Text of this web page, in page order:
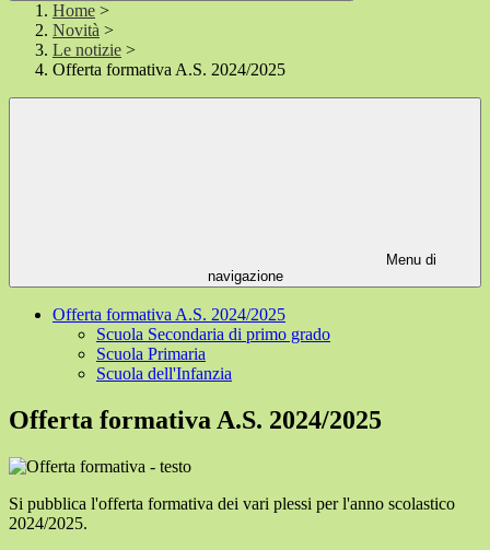
Home >
Novità >
Le notizie >
Offerta formativa A.S. 2024/2025
Menu di
navigazione
Offerta formativa A.S. 2024/2025
Scuola Secondaria di primo grado
Scuola Primaria
Scuola dell'Infanzia
Offerta formativa A.S. 2024/2025
Si pubblica l'offerta formativa dei vari plessi per l'anno scolastico
2024/2025.